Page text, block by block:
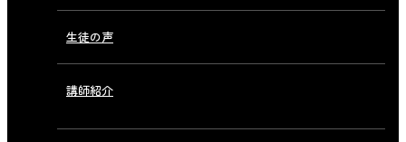
生徒の声
講師紹介